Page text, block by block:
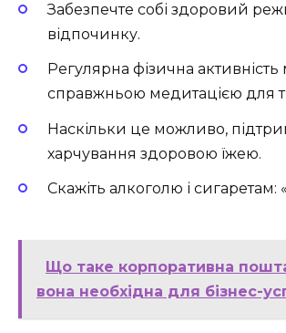
Забезпечте собі здоровий
відпочинку.
Регулярна фізична активність
справжньою медитацією для
Наскільки це можливо,
харчування здоровою їжею.
Скажіть алкоголю і сигаретам:
Що таке корпоративна
вона необхідна для бізнес-